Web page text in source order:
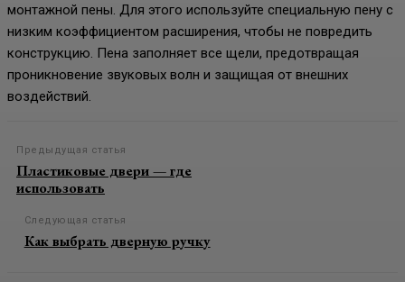
монтажной пены. Для этого используйте специальную пену с
низким коэффициентом расширения, чтобы не повредить
конструкцию. Пена заполняет все щели, предотвращая
проникновение звуковых волн и защищая от внешних
воздействий.
Предыдущая статья
Пластиковые двери — где
использовать
Следующая статья
Как выбрать дверную ручку